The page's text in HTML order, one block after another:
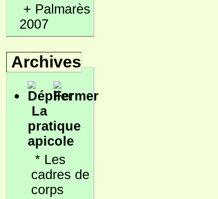
+ Palmarès
2007
Archives
La
pratique
apicole
* Les
cadres de
corps